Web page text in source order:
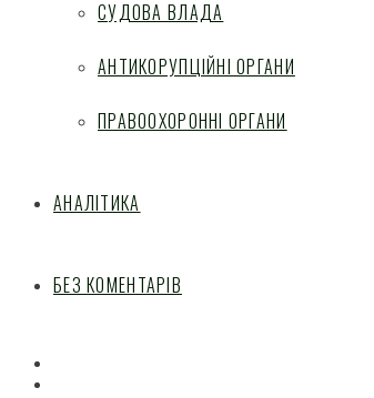
СУДОВА ВЛАДА
АНТИКОРУПЦІЙНІ ОРГАНИ
ПРАВООХОРОННІ ОРГАНИ
АНАЛІТИКА
БЕЗ КОМЕНТАРІВ